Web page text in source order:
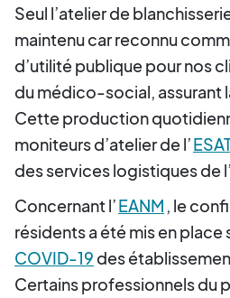
Seul l’atelier de
maintenu car reconnu
d’utilité publique pour nos
du médico-social, assurant
Cette production
moniteurs d’atelier de l’
des services logistiques de l’
Concernant l’EANM , le
résidents a été mis en place
COVID-19 des
Certains professionnels du